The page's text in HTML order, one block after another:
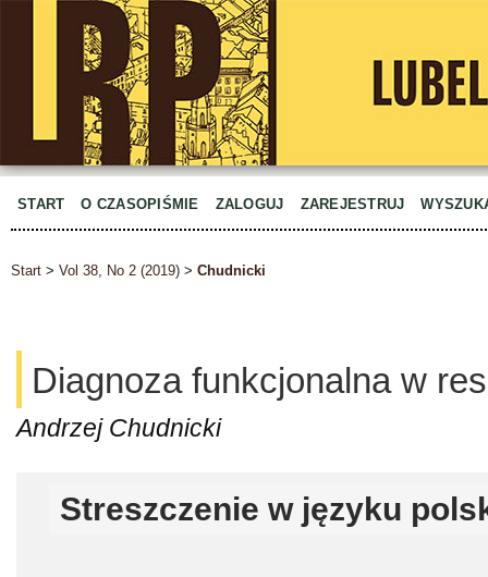
START O CZASOPIŚMIE ZALOGUJ ZAREJESTRUJ
Start > Vol 38, No 2 (2019) > Chudnicki
Diagnoza funkcjonalna w
Andrzej Chudnicki
Streszczenie w języku